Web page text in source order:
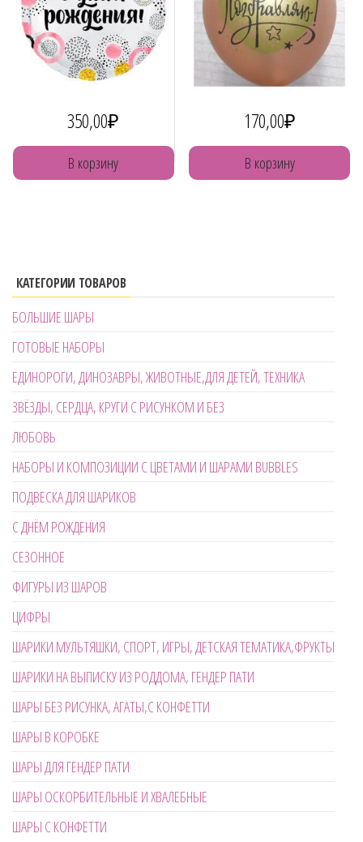
350,00₽
В корзину
170,00₽
В корзину
КАТЕГОРИИ ТОВАРОВ
БОЛЬШИЕ ШАРЫ
ГОТОВЫЕ НАБОРЫ
ЕДИНОРОГИ, ДИНОЗАВРЫ, ЖИВОТНЫЕ,ДЛЯ ДЕТЕЙ, ТЕХНИКА
ЗВЁЗДЫ, СЕРДЦА, КРУГИ С РИСУНКОМ И БЕЗ
ЛЮБОВЬ
НАБОРЫ И КОМПОЗИЦИИ С ЦВЕТАМИ И ШАРАМИ BUBBLES
ПОДВЕСКА ДЛЯ ШАРИКОВ
С ДНЁМ РОЖДЕНИЯ
СЕЗОННОЕ
ФИГУРЫ ИЗ ШАРОВ
ЦИФРЫ
ШАРИКИ МУЛЬТЯШКИ, СПОРТ, ИГРЫ, ДЕТСКАЯ ТЕМАТИКА,ФРУКТЫ
ШАРИКИ НА ВЫПИСКУ ИЗ РОДДОМА, ГЕНДЕР ПАТИ
ШАРЫ БЕЗ РИСУНКА, АГАТЫ,С КОНФЕТТИ
ШАРЫ В КОРОБКЕ
ШАРЫ ДЛЯ ГЕНДЕР ПАТИ
ШАРЫ ОСКОРБИТЕЛЬНЫЕ И ХВАЛЕБНЫЕ
ШАРЫ С КОНФЕТТИ